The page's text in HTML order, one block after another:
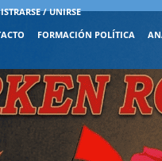
/ UNIRSE
FORMACIÓN POLÍTICA